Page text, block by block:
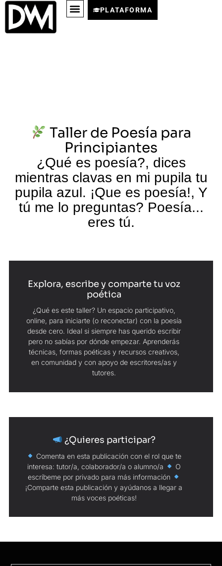
PLATAFORMA
Taller de Poesía para
Principiantes
¿Qué es poesía?, dices
mientras clavas en mi pupila tu
pupila azul. ¡Que es poesía!, Y
tú me lo preguntas? Poesía...
eres tú.
Explora, escribe y comparte tu voz
poética
¿Qué es este taller? Un espacio participativo,
online, para iniciarte (o reconectar) con la poesía
desde cero. Ideal si siempre has querido escribir
pero no sabías por dónde empezar. Aprenderás
técnicas, formas poéticas y recursos creativos,
en comunidad y con apoyo de escritores/as y
tutores.
¿Quieres participar?
Comenta en esta publicación con el rol que te
interesa: tutor/a, colaborador/a o alumno/a
O
escríbeme por privado para más información
¡Comparte esta publicación y ayúdanos a llegar a
más voces poéticas!